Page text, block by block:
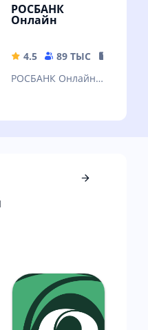
MB
РОСБАНК
Онлайн
4.5 89 ТЫС
РОСБАНК Онлайн –